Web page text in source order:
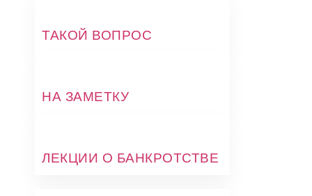
ТАКОЙ ВОПРОС
НА ЗАМЕТКУ
ЛЕКЦИИ О БАНКРОТСТВЕ